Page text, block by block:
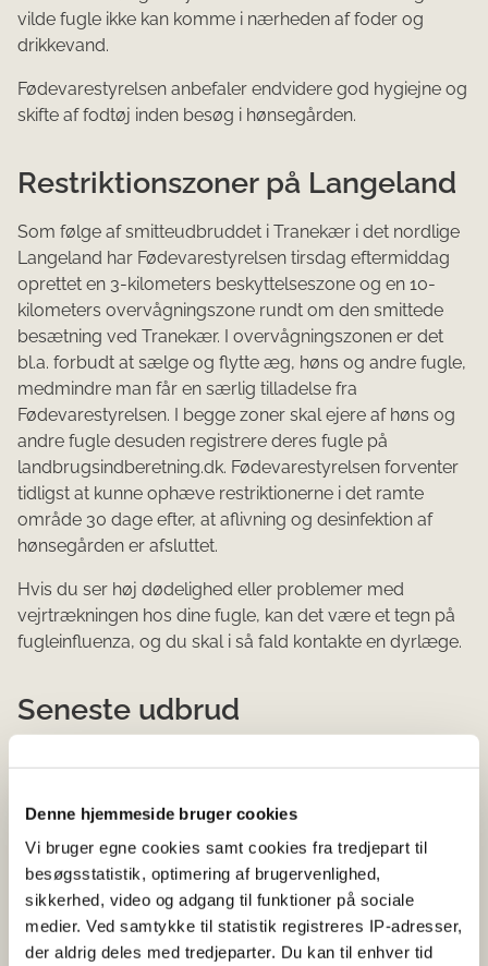
Denne hjemmeside bruger cookies
Vi bruger egne cookies samt cookies fra tredjepart til
besøgsstatistik, optimering af brugervenlighed,
sikkerhed, video og adgang til funktioner på sociale
medier. Ved samtykke til statistik registreres IP-adresser,
der aldrig deles med tredjeparter. Du kan til enhver tid
vilde fugle ikke kan komme i nærheden af foder og
drikkevand.
Fødevarestyrelsen anbefaler endvidere god hygiejne og
skifte af fodtøj inden besøg i hønsegården.
Restriktionszoner på Langeland
Som følge af smitteudbruddet i Tranekær i det nordlige
Langeland har Fødevarestyrelsen tirsdag eftermiddag
oprettet en 3-kilometers beskyttelseszone og en 10-
kilometers overvågningszone rundt om den smittede
besætning ved Tranekær. I overvågningszonen er det
bl.a. forbudt at sælge og flytte æg, høns og andre fugle,
medmindre man får en særlig tilladelse fra
Fødevarestyrelsen. I begge zoner skal ejere af høns og
andre fugle desuden registrere deres fugle på
landbrugsindberetning.dk. Fødevarestyrelsen forventer
tidligst at kunne ophæve restriktionerne i det ramte
område 30 dage efter, at aflivning og desinfektion af
hønsegården er afsluttet.
Hvis du ser høj dødelighed eller problemer med
vejrtrækningen hos dine fugle, kan det være et tegn på
fugleinfluenza, og du skal i så fald kontakte en dyrlæge.
Seneste udbrud
Hobbyhold med 18 høns ved Søbjerg Huse, Sorø
kommune. 15. januar 2022
Hønsebesætning med 100.000 æglæggende dyr i
Stoholm, Viborg kommune. 7. januar 2022